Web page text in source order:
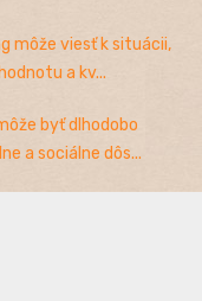
môže viesť k situácii,
a kv...
byť dlhodobo
a sociálne dôs...